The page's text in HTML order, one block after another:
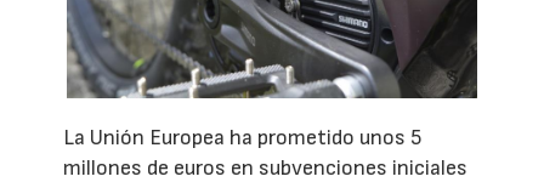
La Unión Europea ha prometido unos 5
millones de euros en subvenciones iniciales